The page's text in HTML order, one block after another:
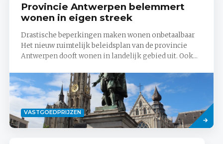
Provincie Antwerpen belemmert
wonen in eigen streek
Drastische beperkingen maken wonen onbetaalbaar
Het nieuw ruimtelijk beleidsplan van de provincie
Antwerpen dooft wonen in landelijk gebied uit. Ook...
VASTGOEDPRIJZEN
Lees
meer